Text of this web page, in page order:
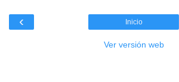
‹ Inicio
Ver versión web